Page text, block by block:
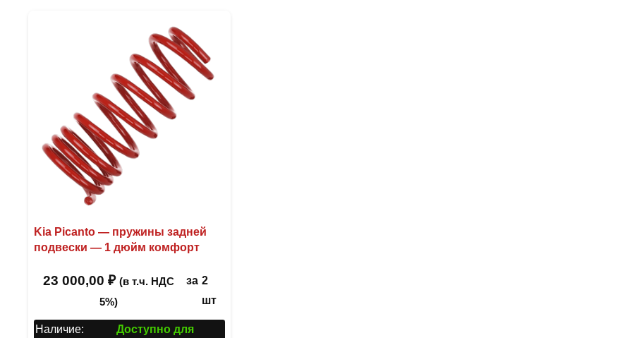
Kia Picanto — пружины задней
подвески — 1 дюйм комфорт
23 000,00 ₽ (в т.ч. НДС
5%)
за 2
шт
Наличие:
Доступно для